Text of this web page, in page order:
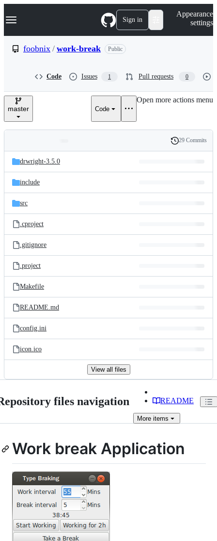
k
p
e
Navigation Menu Sign in
Appearance
settings
foobnix / work-break Public
Code Issues 1 Pull requests 0
master Code
Open more actions menu
and
files
Latest
commit
History
29 Commits
drwright-3.5.0
include
src
.cproject
.gitignore
.project
Makefile
README.md
config.ini
icon.ico
View all files
files navigation README
More items
Work break Application